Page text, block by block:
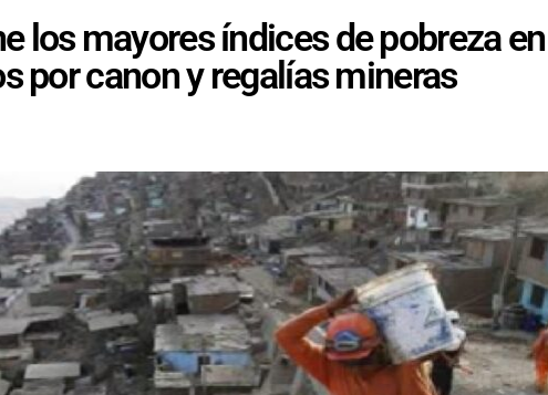
los mayores índices de pobreza en
por canon y regalías mineras